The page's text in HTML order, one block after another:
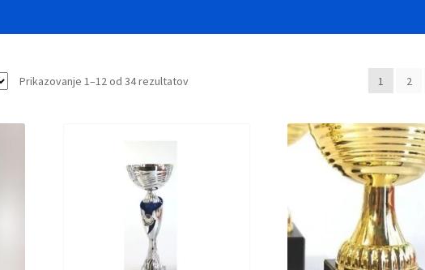
Prikazovanje 1–12 od 34 rezultatovRazvrščeno
1 2